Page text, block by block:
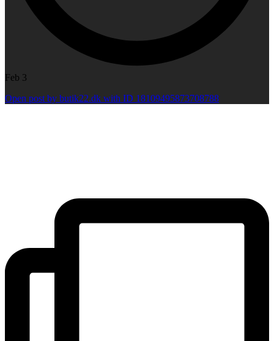
Feb 3
Open post by butik22.dk with ID 18109495873708788